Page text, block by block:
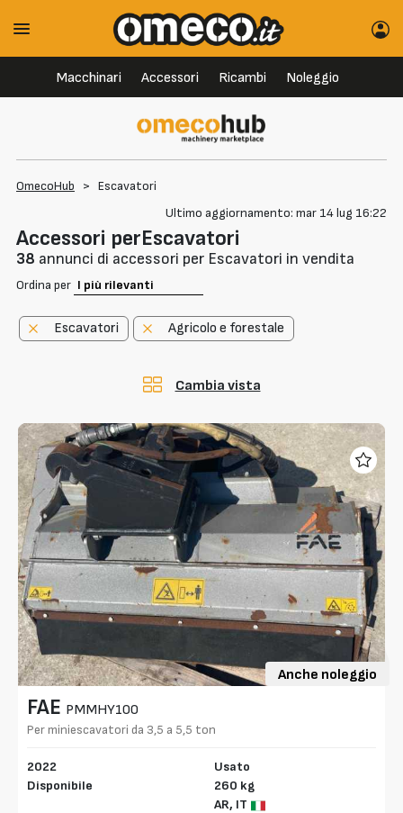
Macchinari Accessori Ricambi Noleggio
OmecoHub > Escavatori
Ultimo aggiornamento: mar 14 lug 16:22
Accessori perEscavatori
38 annunci di accessori per Escavatori in vendita
Ordina per
Escavatori Agricolo e forestale
Cambia vista
Anche noleggio
FAE PMMHY100
Per miniescavatori da 3,5 a 5,5 ton
2022
Disponibile
Usato
260 kg
AR, IT